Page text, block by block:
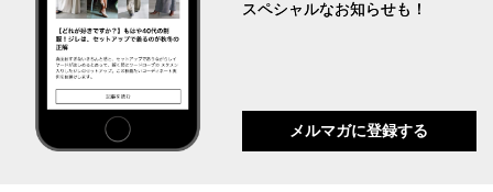
スペシャルなお知らせも！
メルマガに登録する